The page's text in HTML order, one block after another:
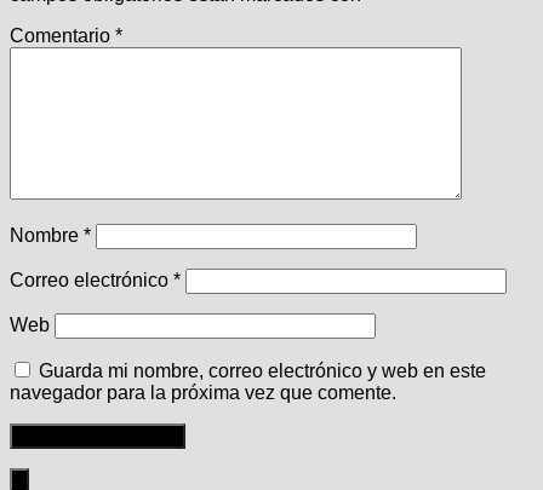
Comentario *
Nombre *
Correo electrónico *
Web
Guarda mi nombre, correo electrónico y web en este
navegador para la próxima vez que comente.